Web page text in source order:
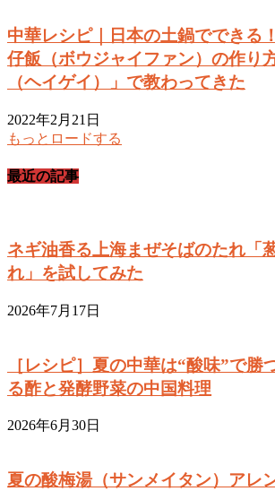
中華レシピ｜日本の土鍋でできる
仔飯（ボウジャイファン）の作り
（ヘイゲイ）」で教わってきた
2022年2月21日
もっとロードする
最近の記事
ネギ油香る上海まぜそばのたれ「
れ」を試してみた
2026年7月17日
［レシピ］夏の中華は“酸味”で勝
る酢と発酵野菜の中国料理
2026年6月30日
夏の酸梅湯（サンメイタン）アレ